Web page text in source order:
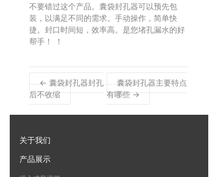
不要错过这个产品。囊袋封孔器可以预先包
装，以满足不同的需求。手动操作，简单快
捷。封口时间短，效率高。是您堵孔漏水的好
帮手！ ！
← 囊袋封孔器封孔
后不收缩
囊袋封孔器主要特点
有哪些 →
关于我们
产品展示